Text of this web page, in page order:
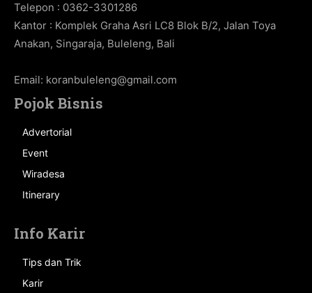
Telepon : 0362-3301286
Kantor : Komplek Graha Asri LC8 Blok B/2, Jalan Toya
Anakan, Singaraja, Buleleng, Bali
Email: koranbuleleng@gmail.com
Pojok Bisnis
Advertorial
Event
Wiradesa
Itinerary
Info Karir
Tips dan Trik
Karir